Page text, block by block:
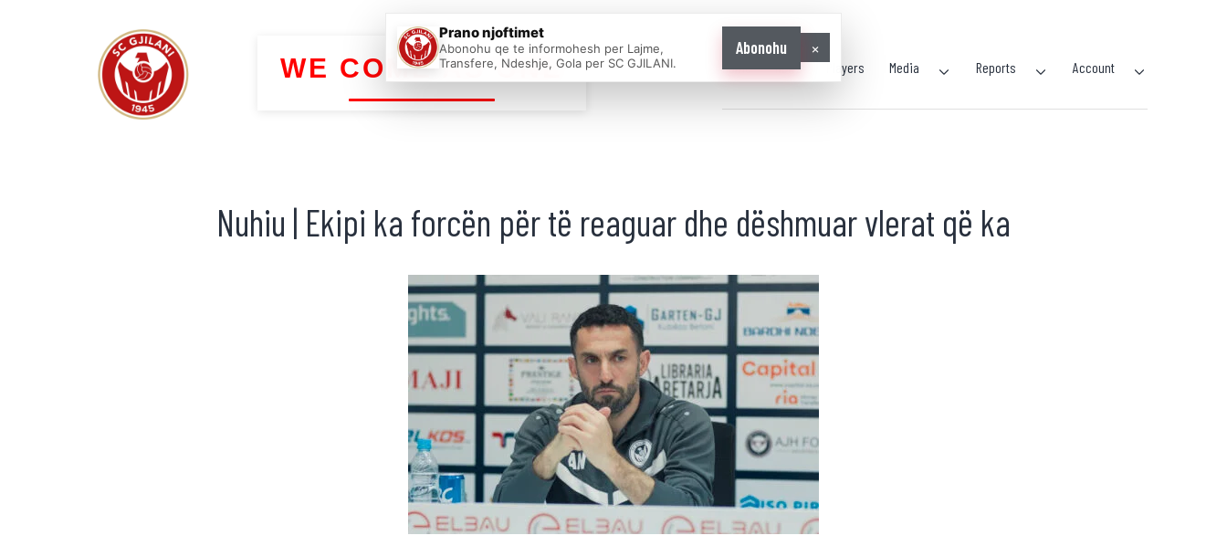
WE COME AS ONE Home News Players Media Reports Account
Nuhiu | Ekipi ka forcën për të reaguar dhe dëshmuar vlerat që ka
Prano njoftimet
Abonohu qe te informohesh per Lajme,
Transfere, Ndeshje, Gola per SC GJILANI.
Abonohu ×